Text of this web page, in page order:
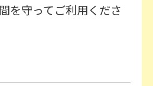
を守ってご利用くださ